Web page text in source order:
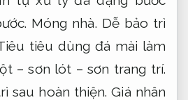
Móng nhà. Dễ bảo trì
tiêu dùng đá mài làm
– sơn lót – sơn trang trí.
sau hoàn thiện. Giá nhân